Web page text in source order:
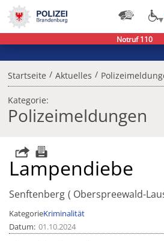
Startseite / Aktuelles /
Kategorie:
Polizeimeldungen
Lampendiebe
Senftenberg Oberspreewald-
KategorieKriminalität
Datum 01.10.2024
Notruf 110